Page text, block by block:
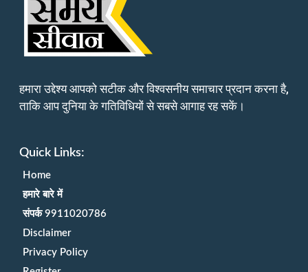
हमारा उद्देश्य आपको सटीक और विश्वसनीय समाचार प्रदान करना है,
ताकि आप दुनिया के गतिविधियों से सबसे आगाह रह सकें।
Quick Links:
Home
हमारे बारे में
संपर्क 9911020786
Disclaimer
Privacy Policy